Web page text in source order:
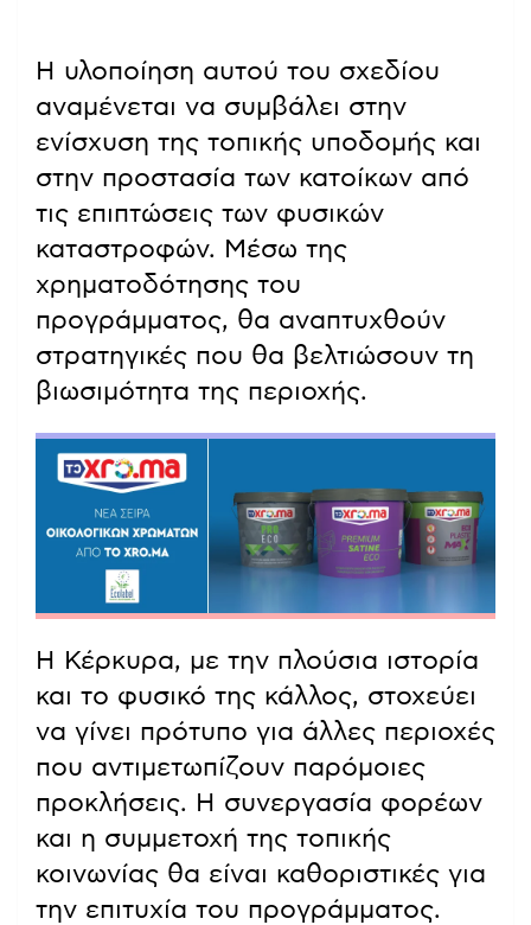
Η υλοποίηση αυτού του σχεδίου
αναμένεται να συμβάλει στην
ενίσχυση της τοπικής υποδομής και
στην προστασία των κατοίκων από
τις επιπτώσεις των φυσικών
καταστροφών. Μέσω της
χρηματοδότησης του
προγράμματος, θα αναπτυχθούν
στρατηγικές που θα βελτιώσουν τη
βιωσιμότητα της περιοχής.
Η Κέρκυρα, με την πλούσια ιστορία
και το φυσικό της κάλλος, στοχεύει
να γίνει πρότυπο για άλλες περιοχές
που αντιμετωπίζουν παρόμοιες
προκλήσεις. Η συνεργασία φορέων
και η συμμετοχή της τοπικής
κοινωνίας θα είναι καθοριστικές για
την επιτυχία του προγράμματος.